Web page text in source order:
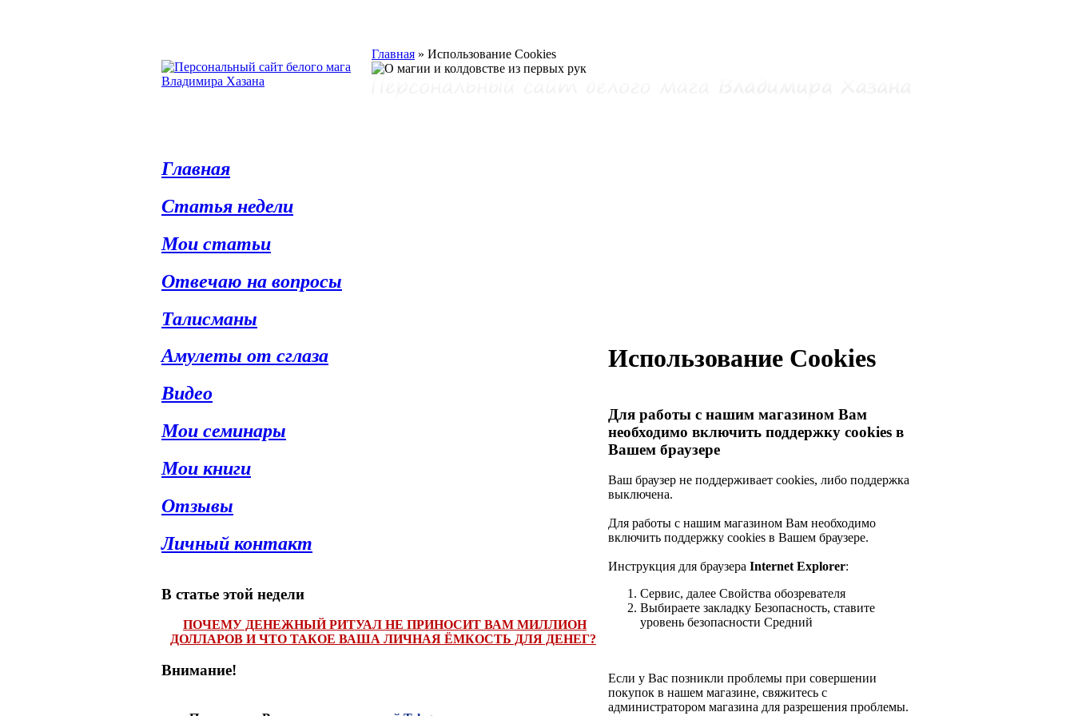
Главная » Использование Cookies
Главная
Статья недели
Мои статьи
Отвечаю на вопросы
Талисманы
Амулеты от сглаза
Видео
Мои семинары
Мои книги
Отзывы
Личный контакт
В статье этой недели
ПОЧЕМУ ДЕНЕЖНЫЙ РИТУАЛ НЕ ПРИНОСИТ ВАМ МИЛЛИОН
ДОЛЛАРОВ И ЧТО ТАКОЕ ВАША ЛИЧНАЯ ЁМКОСТЬ ДЛЯ ДЕНЕГ?
Внимание!
Использование Cookies
Для работы с нашим магазином Вам
необходимо включить поддержку cookies в
Вашем браузере
Ваш браузер не поддерживает cookies, либо поддержка
выключена.
Для работы с нашим магазином Вам необходимо
включить поддержку cookies в Вашем браузере.
Инструкция для браузера Internet Explorer:
Сервис, далее Свойства обозревателя
Выбираете закладку Безопасность, ставите
уровень безопасности Средний
Если у Вас позникли проблемы при совершении
покупок в нашем магазине, свяжитесь с
администратором магазина для разрешения проблемы.